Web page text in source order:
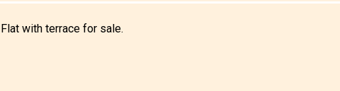
Flat with terrace for sale.